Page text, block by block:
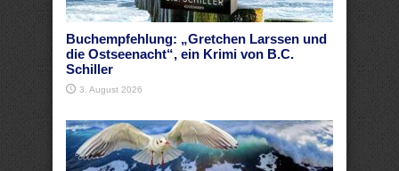
Buchempfehlung: „Gretchen Larssen und
die Ostseenacht“, ein Krimi von B.C.
Schiller
3. August 2026